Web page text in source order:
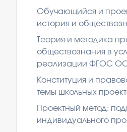
Обучающийся и
история и
Теория и методика
обществознания в
реализации ФГОС
Конституция и
темы школьных
Проектный метод:
индивидуального